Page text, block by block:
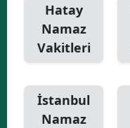
Hatay
Namaz
Vakitleri
İstanbul
Namaz